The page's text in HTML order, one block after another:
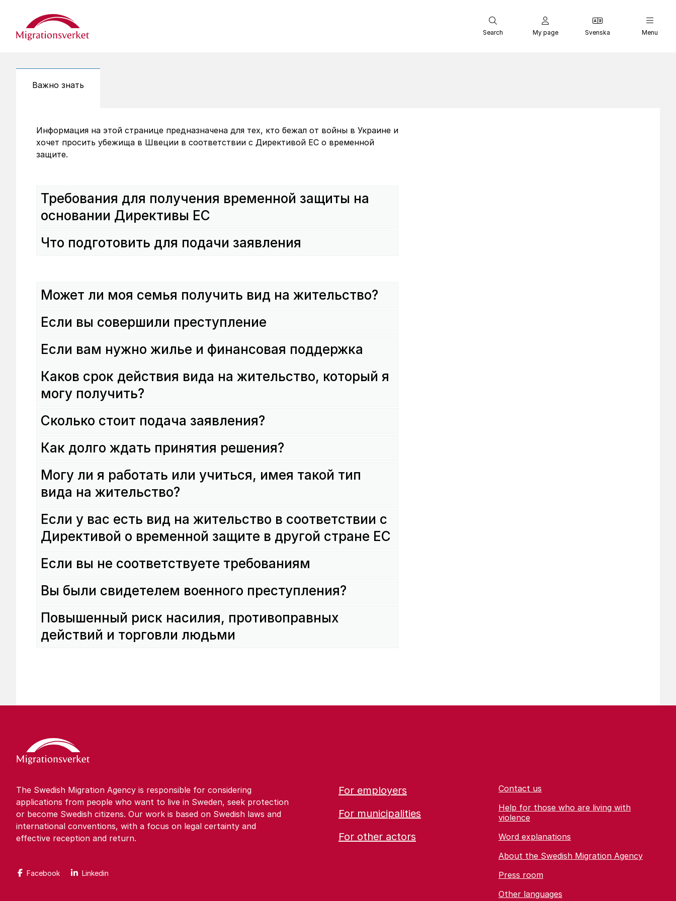
Start
Search My page Svenska Menu
Важно знать
Информация на этой странице предназначена для тех, кто бежал от войны в Украине и
хочет просить убежища в Швеции в соответствии с Директивой ЕС о временной
защите.
Требования для получения временной защиты на
основании Директивы ЕС
Что подготовить для подачи заявления
Может ли моя семья получить вид на жительство?
Если вы совершили преступление
Если вам нужно жилье и финансовая поддержка
Каков срок действия вида на жительство, который я
могу получить?
Сколько стоит подача заявления?
Как долго ждать принятия решения?
Могу ли я работать или учиться, имея такой тип
вида на жительство?
Если у вас есть вид на жительство в соответствии с
Директивой о временной защите в другой стране ЕС
Если вы не соответствуете требованиям
Вы были свидетелем военного преступления?
Повышенный риск насилия, противоправных
действий и торговли людьми
The Swedish Migration Agency is responsible for considering
applications from people who want to live in Sweden, seek protection
or become Swedish citizens. Our work is based on Swedish laws and
international conventions, with a focus on legal certainty and
effective reception and return.
Facebook Linkedin
For employers
For municipalities
For other actors
Contact us
Help for those who are living with
violence
Word explanations
About the Swedish Migration Agency
Press room
Other languages